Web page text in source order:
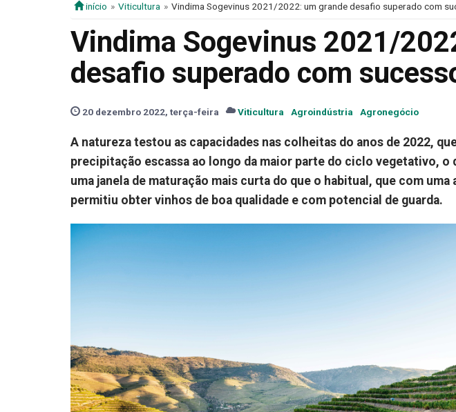
início Viticultura Vindima Sogevinus 2021/2022: um grande desafio superado com
Vindima Sogevinus 2021/
desafio superado com
20 dezembro 2022, terça-feira Viticultura Agroindústria Agronegócio
A natureza testou as capacidades nas colheitas do anos de 2022,
precipitação escassa ao longo da maior parte do ciclo vegetativo, o
uma janela de maturação mais curta do que o habitual, que com
permitiu obter vinhos de boa qualidade e com potencial de guarda.